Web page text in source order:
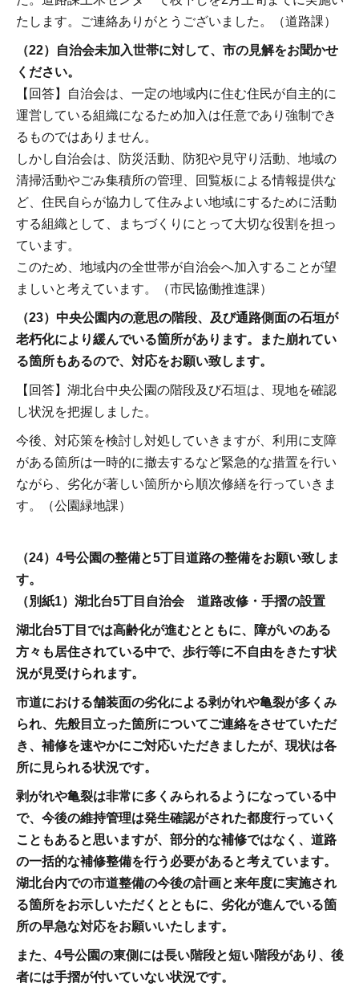
たします。ご連絡ありがとうございました。（道路課）
（22）自治会未加入世帯に対して、市の見解をお聞かせ
ください。
【回答】自治会は、一定の地域内に住む住民が自主的に
運営している組織になるため加入は任意であり強制でき
るものではありません。
しかし自治会は、防災活動、防犯や見守り活動、地域の
清掃活動やごみ集積所の管理、回覧板による情報提供な
ど、住民自らが協力して住みよい地域にするために活動
する組織として、まちづくりにとって大切な役割を担っ
ています。
このため、地域内の全世帯が自治会へ加入することが望
ましいと考えています。（市民協働推進課）
（23）中央公園内の意思の階段、及び通路側面の石垣が
老朽化により緩んでいる箇所があります。また崩れてい
る箇所もあるので、対応をお願い致します。
【回答】湖北台中央公園の階段及び石垣は、現地を確認
し状況を把握しました。
今後、対応策を検討し対処していきますが、利用に支障
がある箇所は一時的に撤去するなど緊急的な措置を行い
ながら、劣化が著しい箇所から順次修繕を行っていきま
す。（公園緑地課）
（24）4号公園の整備と5丁目道路の整備をお願い致しま
す。
（別紙1）湖北台5丁目自治会 道路改修・手摺の設置
湖北台5丁目では高齢化が進むとともに、障がいのある
方々も居住されている中で、歩行等に不自由をきたす状
況が見受けられます。
市道における舗装面の劣化による剥がれや亀裂が多くみ
られ、先般目立った箇所についてご連絡をさせていただ
き、補修を速やかにご対応いただきましたが、現状は各
所に見られる状況です。
剥がれや亀裂は非常に多くみられるようになっている中
で、今後の維持管理は発生確認がされた都度行っていく
こともあると思いますが、部分的な補修ではなく、道路
の一括的な補修整備を行う必要があると考えています。
湖北台内での市道整備の今後の計画と来年度に実施され
る箇所をお示しいただくとともに、劣化が進んでいる箇
所の早急な対応をお願いいたします。
また、4号公園の東側には長い階段と短い階段があり、後
者には手摺が付いていない状況です。